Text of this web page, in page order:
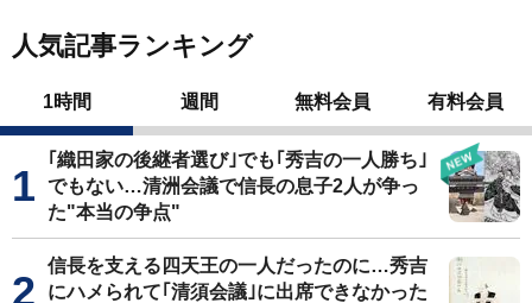
人気記事ランキング
1時間 週間 無料会員 有料会員
｢織田家の後継者選び｣でも｢秀吉の一人勝ち｣
でもない…清洲会議で信長の息子2人が争っ
た"本当の争点"
信長を支える四天王の一人だったのに…秀吉
にハメられて｢清須会議｣に出席できなかった